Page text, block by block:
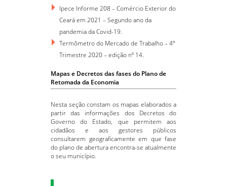
Ipece Informe 208 – Comércio Exterior do
Ceará em 2021 – Segundo ano da
pandemia da Covid-19.
Termômetro do Mercado de Trabalho – 4º
Trimestre 2020 – edição nº 14.
Mapas e Decretos das fases do Plano de
Retomada da Economia
Nesta seção constam os mapas elaborados a
partir das informações dos Decretos do
Governo do Estado, que permitem aos
cidadãos e aos gestores públicos
consultarem geograficamente em que fase
do plano de abertura encontra-se atualmente
o seu município.